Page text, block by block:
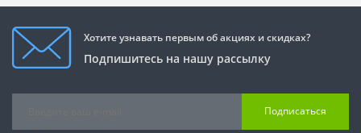
Хотите узнавать первым об акциях и скидках?
Подпишитесь на нашу рассылку
Подписаться